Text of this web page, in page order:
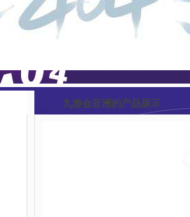
九游会亚洲的产品展示